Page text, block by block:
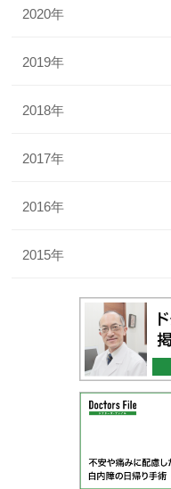
2020年
2019年
2018年
2017年
2016年
2015年